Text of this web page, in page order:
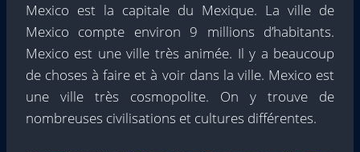
Mexico est la capitale du Mexique. La ville de
Mexico compte environ 9 millions d’habitants.
Mexico est une ville très animée. Il y a beaucoup
de choses à faire et à voir dans la ville. Mexico est
une ville très cosmopolite. On y trouve de
nombreuses civilisations et cultures différentes.